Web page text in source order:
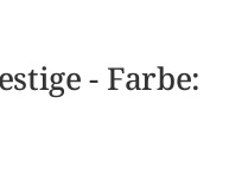
- Farbe: